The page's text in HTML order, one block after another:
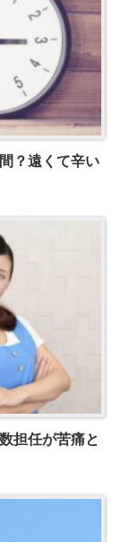
？遠くて辛い
担任が苦痛と